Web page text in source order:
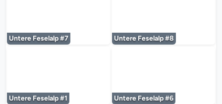
Untere Feselalp #7 Untere Feselalp #8
Untere Feselalp #1 Untere Feselalp #6